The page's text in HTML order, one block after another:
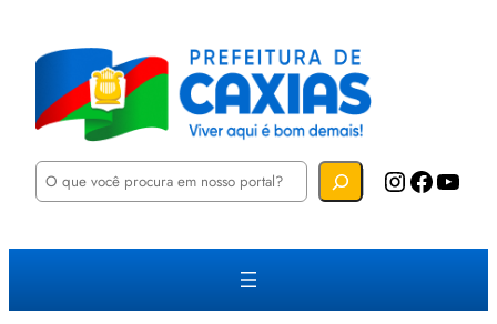
P
u
a
Instagram Facebook YouTube